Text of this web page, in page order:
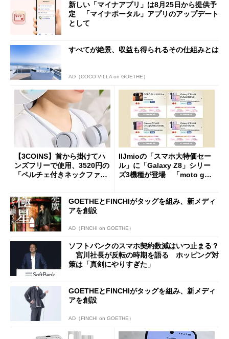
新しい「マイナアプリ」は8月25日から提供予
定 「マイナポータル」アプリのアップデート
として
すべてが絶景、収益も得られるその仕組みとは
AD（COCO VILLA on GOETHE）
【3COINS】首から掛けてハ
ンズフリーで使用、3520円の
「ペルチェ付きネックファ
IIJmioの「スマホ大特価セー
ル」に「Galaxy Z8」シリー
ズ3機種が登場 「moto g37
GOETHEとFINCHIがタッグを組み、新メディ
アを創設
AD（FINCHI on GOETHE）
ソフトバンクのスマホ契約数減はいつ止まる？
宮川社長が反転の時期を語る ホッピング対
策は「真剣にやりすぎた」
GOETHEとFINCHIがタッグを組み、新メディ
アを創設
AD（FINCHI on GOETHE）